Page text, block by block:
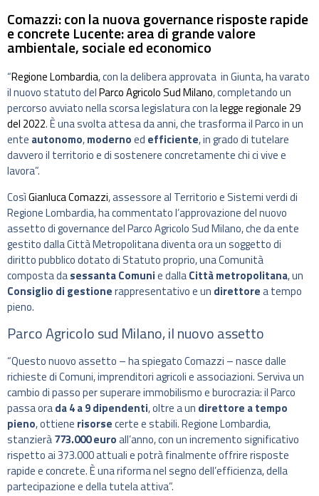
Comazzi: con la nuova governance risposte rapide
e concrete Lucente: area di grande valore
ambientale, sociale ed economico
“Regione Lombardia, con la delibera approvata in Giunta, ha varato
il nuovo statuto delParco Agricolo Sud Milano, completando un
percorso avviato nella scorsa legislatura con lalegge regionale 29
del 2022. È una svolta attesa da anni, che trasforma il Parco in un
ente autonomo,modernoed efficiente, in grado di tutelare
davvero il territorio e di sostenere concretamente chi ci vive e
lavora”.
CosìGianluca Comazzi, assessore al Territorio e Sistemi verdi di
Regione Lombardia, ha commentato l’approvazione del nuovo
assetto di governance del Parco Agricolo Sud Milano, che da ente
gestito dalla Città Metropolitana diventa ora un soggetto di
diritto pubblico dotato di Statuto proprio, una Comunità
composta dasessanta Comunie dallaCittà metropolitana, un
Consiglio di gestionerappresentativo e un direttorea tempo
pieno.
Parco Agricolo sud Milano, il nuovo assetto
“Questo nuovo assetto – ha spiegato Comazzi – nasce dalle
richieste di Comuni, imprenditori agricoli e associazioni. Serviva un
cambio di passo per superare immobilismo e burocrazia: il Parco
passa orada 4 a 9 dipendenti, oltre a un direttore a tempo
pieno, ottiene risorsecerte e stabili. Regione Lombardia,
stanzierà773.000 euroall’anno, con un incremento significativo
rispetto ai 373.000 attuali e potrà finalmente offrire risposte
rapide e concrete. È una riforma nel segno dell’efficienza, della
partecipazione e della tutela attiva”.